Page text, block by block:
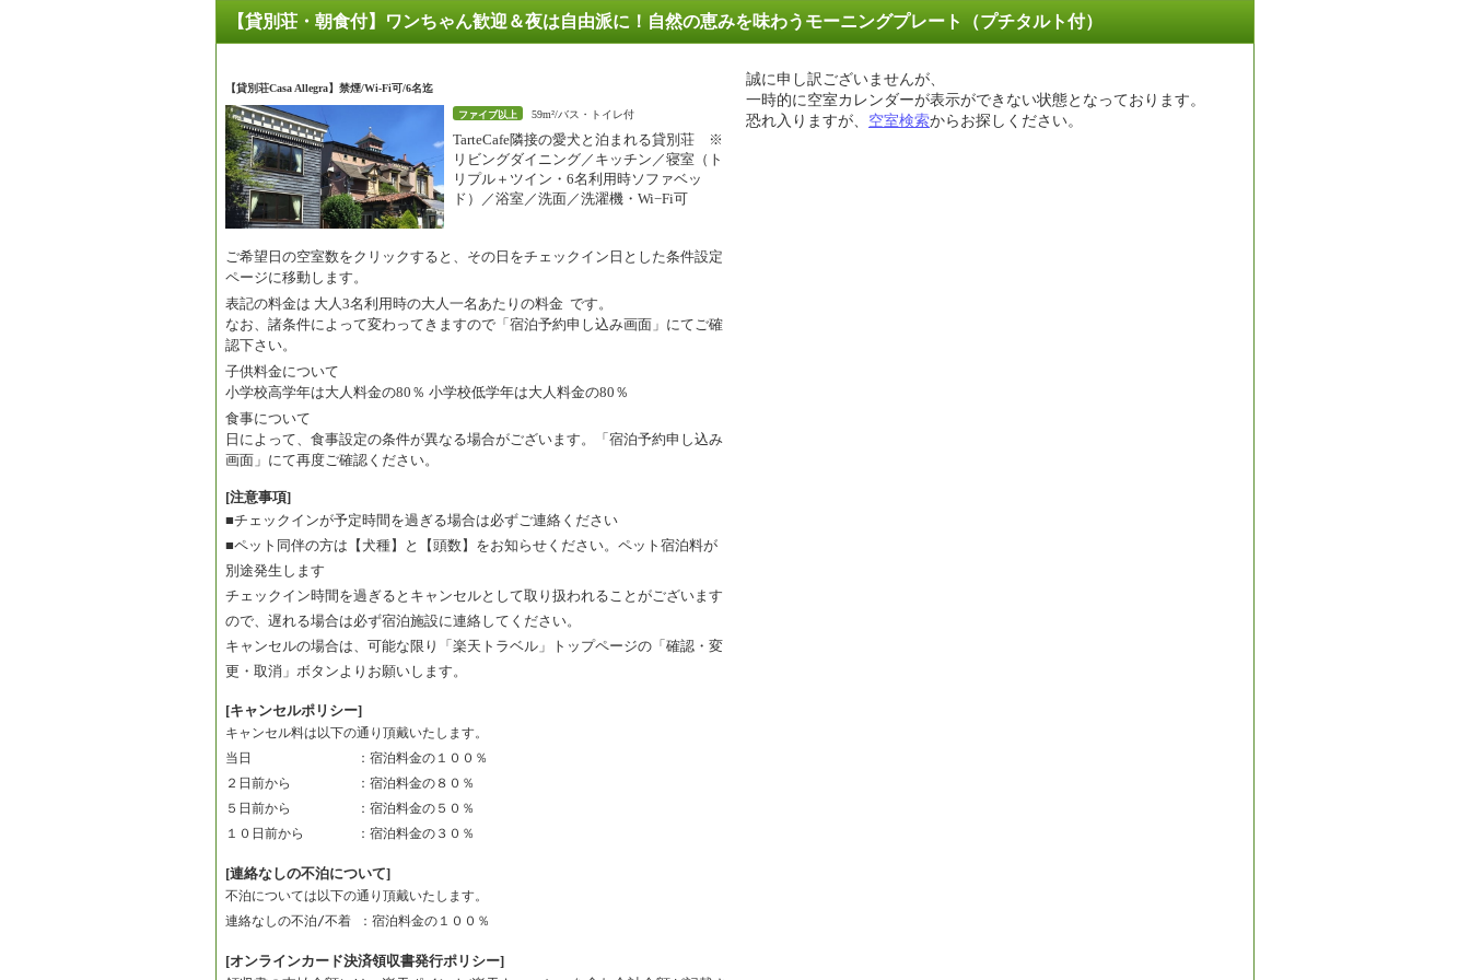
【貸別荘・朝食付】ワンちゃん歓迎＆夜は自由派に！自然の恵みを味わうモーニングプレート（プチタルト付）
【貸別荘Casa Allegra】禁煙/Wi-Fi可/6名迄
ファイブ以上 59m²/バス・トイレ付
TarteCafe隣接の愛犬と泊まれる貸別荘 ※
リビングダイニング／キッチン／寝室（ト
リプル＋ツイン・6名利用時ソファベッ
ド）／浴室／洗面／洗濯機・Wi−Fi可
ご希望日の空室数をクリックすると、その日をチェックイン日とした条件設定
ページに移動します。
表記の料金は 大人3名利用時の大人一名あたりの料金 です。
なお、諸条件によって変わってきますので「宿泊予約申し込み画面」にてご確
認下さい。
子供料金について
小学校高学年は大人料金の80％ 小学校低学年は大人料金の80％
食事について
日によって、食事設定の条件が異なる場合がございます。「宿泊予約申し込み
画面」にて再度ご確認ください。
[注意事項]
■チェックインが予定時間を過ぎる場合は必ずご連絡ください
■ペット同伴の方は【犬種】と【頭数】をお知らせください。ペット宿泊料が
別途発生します
チェックイン時間を過ぎるとキャンセルとして取り扱われることがございます
ので、遅れる場合は必ず宿泊施設に連絡してください。
キャンセルの場合は、可能な限り「楽天トラベル」トップページの「確認・変
更・取消」ボタンよりお願いします。
[キャンセルポリシー]
キャンセル料は以下の通り頂戴いたします。
当日　　　　　　　　：宿泊料金の１００％
２日前から　　　　　：宿泊料金の８０％
５日前から　　　　　：宿泊料金の５０％
１０日前から　　　　：宿泊料金の３０％
[連絡なしの不泊について]
不泊については以下の通り頂戴いたします。
連絡なしの不泊/不着 ：宿泊料金の１００％
[オンラインカード決済領収書発行ポリシー]
誠に申し訳ございませんが、
一時的に空室カレンダーが表示ができない状態となっております。
恐れ入りますが、 空室検索からお探しください。